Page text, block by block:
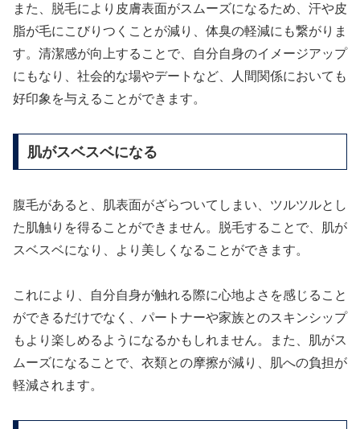
また、脱毛により皮膚表面がスムーズになるため、汗や皮
脂が毛にこびりつくことが減り、体臭の軽減にも繋がりま
す。清潔感が向上することで、自分自身のイメージアップ
にもなり、社会的な場やデートなど、人間関係においても
好印象を与えることができます。
肌がスベスベになる
腹毛があると、肌表面がざらついてしまい、ツルツルとし
た肌触りを得ることができません。脱毛することで、肌が
スベスベになり、より美しくなることができます。
これにより、自分自身が触れる際に心地よさを感じること
ができるだけでなく、パートナーや家族とのスキンシップ
もより楽しめるようになるかもしれません。また、肌がス
ムーズになることで、衣類との摩擦が減り、肌への負担が
軽減されます。